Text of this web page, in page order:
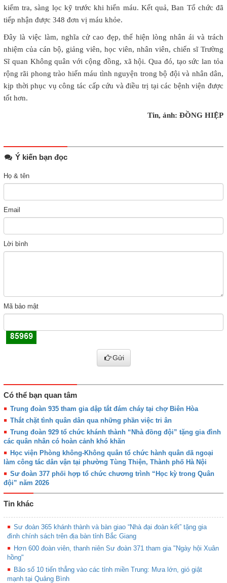
kiểm tra, sàng lọc kỹ trước khi hiến máu. Kết quả, Ban Tổ chức đã
tiếp nhận được 348 đơn vị máu khỏe.
Đây là việc làm, nghĩa cử cao đẹp, thể hiện lòng nhân ái và trách
nhiệm của cán bộ, giảng viên, học viên, nhân viên, chiến sĩ Trường
Sĩ quan Không quân với cộng đồng, xã hội. Qua đó, tạo sức lan tỏa
rộng rãi phong trào hiến máu tình nguyện trong bộ đội và nhân dân,
kịp thời phục vụ công tác cấp cứu và điều trị tại các bệnh viện được
tốt hơn.
Tin, ảnh: ĐỒNG HIỆP
Ý kiến bạn đọc
Họ & tên
Email
Lời bình
Mã bảo mật
Gửi
Có thể bạn quan tâm
Trung đoàn 935 tham gia dập tắt đám cháy tại chợ Biên Hòa
Thắt chặt tình quân dân qua những phần việc tri ân
Trung đoàn 929 tổ chức khánh thành “Nhà đồng đội” tặng gia đình
các quân nhân có hoàn cảnh khó khăn
Học viện Phòng không-Không quân tổ chức hành quân dã ngoại
làm công tác dân vận tại phường Tùng Thiện, Thành phố Hà Nội
Sư đoàn 377 phối hợp tổ chức chương trình “Học kỳ trong Quân
đội” năm 2026
Tin khác
Sư đoàn 365 khánh thành và bàn giao “Nhà đại đoàn kết” tặng gia
đình chính sách trên địa bàn tỉnh Bắc Giang
Hơn 600 đoàn viên, thanh niên Sư đoàn 371 tham gia "Ngày hội Xuân
hồng"
Bão số 10 tiến thẳng vào các tỉnh miền Trung: Mưa lớn, gió giật
mạnh tại Quảng Bình